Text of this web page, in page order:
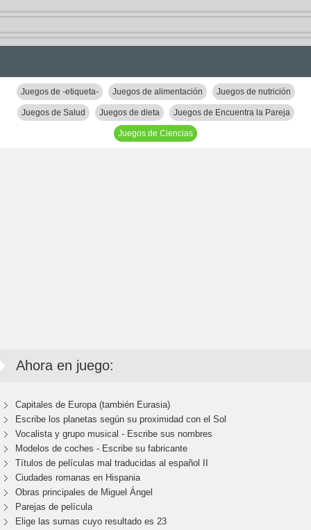
Juegos de -etiqueta- Juegos de alimentación Juegos de nutrición
Juegos de Salud Juegos de dieta Juegos de Encuentra la Pareja
Juegos de Ciencias
Ahora en juego:
Capitales de Europa (también Eurasia)
Escribe los planetas según su proximidad con el Sol
Vocalista y grupo musical - Escribe sus nombres
Modelos de coches - Escribe su fabricante
Títulos de películas mal traducidas al español II
Ciudades romanas en Hispania
Obras principales de Miguel Ángel
Parejas de película
Elige las sumas cuyo resultado es 23